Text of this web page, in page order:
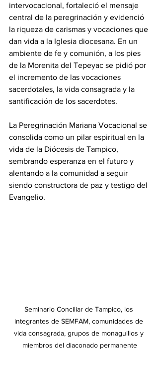
intervocacional, fortaleció el mensaje
central de la peregrinación y evidenció
la riqueza de carismas y vocaciones que
dan vida a la Iglesia diocesana. En un
ambiente de fe y comunión, a los pies
de la Morenita del Tepeyac se pidió por
el incremento de las vocaciones
sacerdotales, la vida consagrada y la
santificación de los sacerdotes.
La Peregrinación Mariana Vocacional se
consolida como un pilar espiritual en la
vida de la Diócesis de Tampico,
sembrando esperanza en el futuro y
alentando a la comunidad a seguir
siendo constructora de paz y testigo del
Evangelio.
Seminario Conciliar de Tampico, los
integrantes de SEMFAM, comunidades de
vida consagrada, grupos de monaguillos y
miembros del diaconado permanente